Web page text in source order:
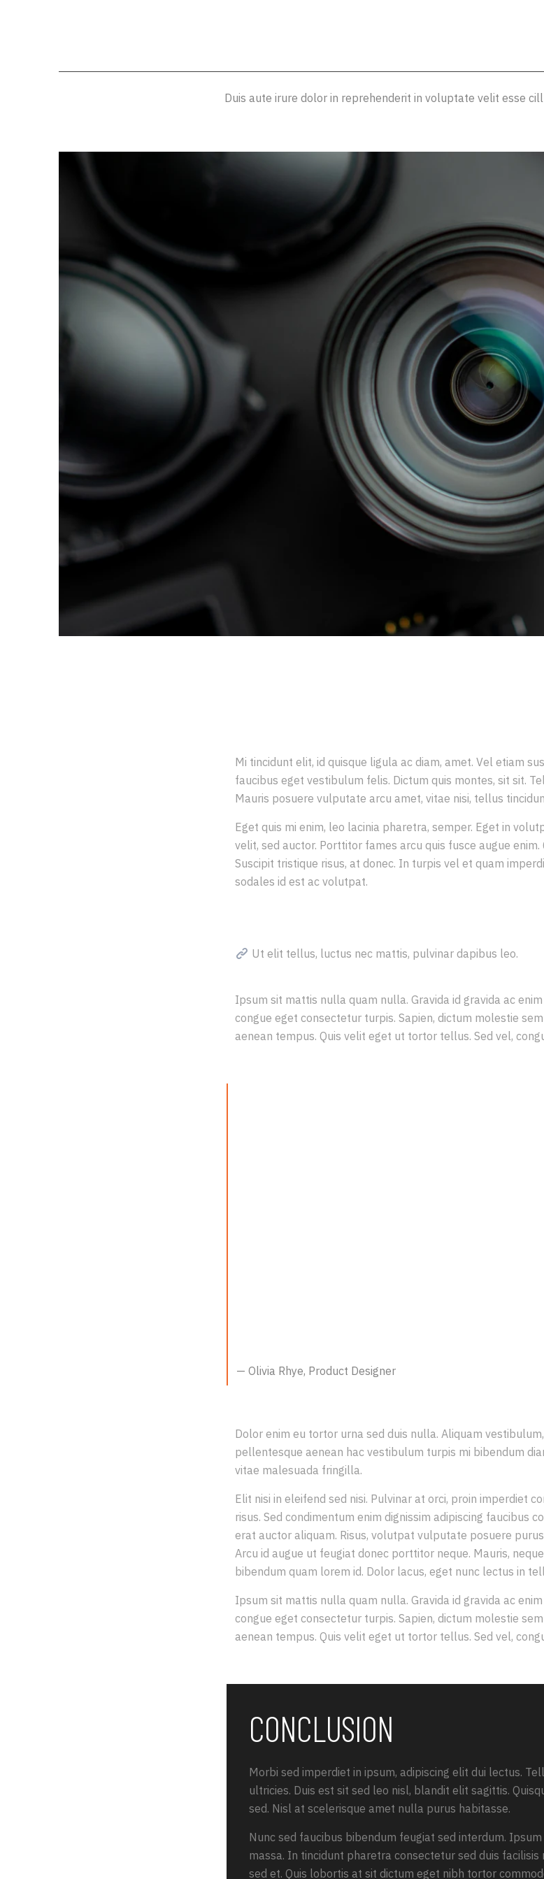
Duis aute irure dolor in reprehenderit in voluptate velit esse
Mi tincidunt elit, id quisque ligula ac diam, amet. Vel etiam
faucibus eget vestibulum felis. Dictum quis montes, sit sit.
Mauris posuere vulputate arcu amet, vitae nisi, tellus
Eget quis mi enim, leo lacinia pharetra, semper. Eget in
velit, sed auctor. Porttitor fames arcu quis fusce augue
Suscipit tristique risus, at donec. In turpis vel et quam
sodales id est ac volutpat.
Ut elit tellus, luctus nec mattis, pulvinar dapibus leo.
Ipsum sit mattis nulla quam nulla. Gravida id gravida ac
congue eget consectetur turpis. Sapien, dictum molestie
aenean tempus. Quis velit eget ut tortor tellus. Sed vel,
— Olivia Rhye, Product Designer
Dolor enim eu tortor urna sed duis nulla. Aliquam
pellentesque aenean hac vestibulum turpis mi bibendum
vitae malesuada fringilla.
Elit nisi in eleifend sed nisi. Pulvinar at orci, proin imperdiet
risus. Sed condimentum enim dignissim adipiscing faucibus
erat auctor aliquam. Risus, volutpat vulputate posuere
Arcu id augue ut feugiat donec porttitor neque. Mauris,
bibendum quam lorem id. Dolor lacus, eget nunc lectus in
Ipsum sit mattis nulla quam nulla. Gravida id gravida ac
congue eget consectetur turpis. Sapien, dictum molestie
aenean tempus. Quis velit eget ut tortor tellus. Sed vel,
CONCLUSION
Morbi sed imperdiet in ipsum, adipiscing elit dui lectus.
ultricies. Duis est sit sed leo nisl, blandit elit sagittis.
sed. Nisl at scelerisque amet nulla purus habitasse.
Nunc sed faucibus bibendum feugiat sed interdum.
massa. In tincidunt pharetra consectetur sed duis facilisis
sed et. Quis lobortis at sit dictum eget nibh tortor